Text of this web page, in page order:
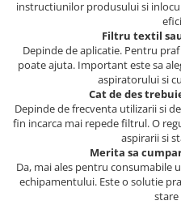
instructiunilor produsului si
Filtru textil sau
Depinde de aplicatie. Pentru
poate ajuta. Important este sa
aspiratorului si
Cat de des
Depinde de frecventa utilizarii si
fin incarca mai repede filtrul. O
aspirarii si
Merita sa
Da, mai ales pentru consumabile
echipamentului. Este o solutie
stare